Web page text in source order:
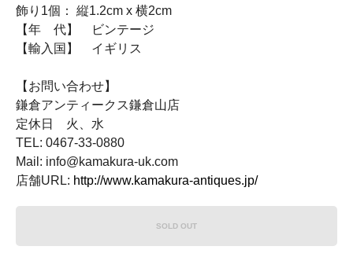
飾り1個： 縦1.2cm x 横2cm
【年 代】 ビンテージ
【輸入国】 イギリス
【お問い合わせ】
鎌倉アンティークス鎌倉山店
定休日 火、水
TEL: 0467-33-0880
Mail: info@kamakura-uk.com
店舗URL: http://www.kamakura-antiques.jp/
SOLD OUT